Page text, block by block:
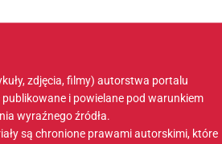
zdjęcia, filmy) autorstwa portalu
i powielane pod warunkiem
wyraźnego źródła.
są chronione prawami autorskimi, które